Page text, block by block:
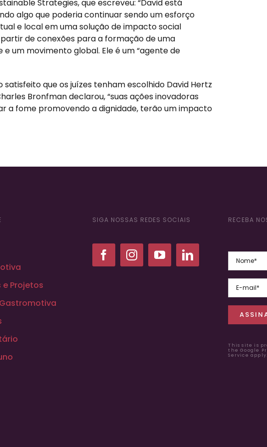
Strategies, que escreveu: “David está
algo que poderia continuar sendo um esforço
e local em uma solução de impacto social
de conexões para a formação de uma
e um movimento global. Ele é um “agente de
satisfeito que os juízes tenham escolhido David Hertz
Bronfman declarou, “suas ações inovadoras
a fome promovendo a dignidade, terão um impacto
Projetos
SIGA NOSSAS REDES SOCIAIS RECEBA
This site is
the Google
Service apply.